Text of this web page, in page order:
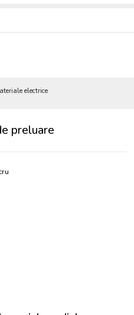
electrice
preluare